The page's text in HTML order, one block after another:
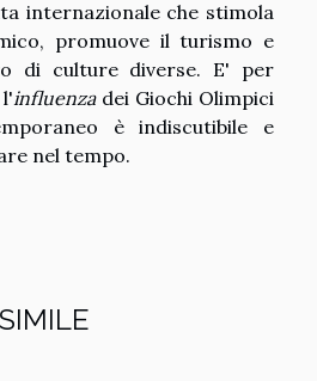
internazionale che stimola
promuove il turismo e
di culture diverse. E' per
influenzadei Giochi Olimpici
è indiscutibile e
nel tempo.
SIMILE